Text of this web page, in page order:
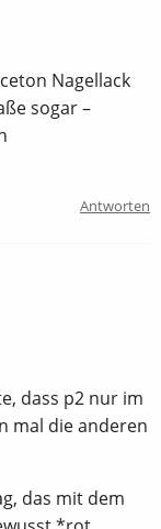
Nagellack
sogar –
Antworten
dass p2 nur im
mal die anderen
das mit dem